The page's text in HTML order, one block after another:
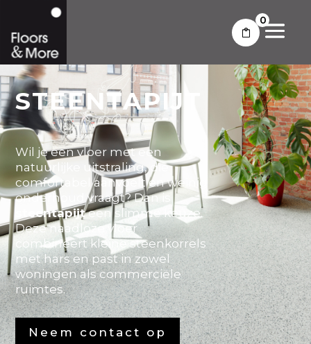
0
STEENTAPIJT
Wil je een vloer met een
natuurlijke uitstraling, die
comfortabel aanvoelt en weinig
onderhoud vraagt? Dan is
steentapijteen slimme keuze.
Deze naadloze vloer
combineert kleine steenkorrels
met hars en past in zowel
woningen als commerciële
ruimtes.
Neem contact op